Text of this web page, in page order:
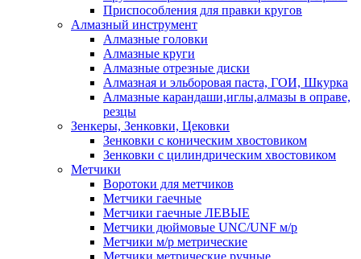
Приспособления для правки кругов
Алмазный инструмент
Алмазные головки
Алмазные круги
Алмазные отрезные диски
Алмазная и эльборовая паста, ГОИ, Шкурка
Алмазные карандаши,иглы,алмазы в оправе,
резцы
Зенкеры, Зенковки, Цековки
Зенковки с коническим хвостовиком
Зенковки с цилиндрическим хвостовиком
Метчики
Воротоки для метчиков
Метчики гаечные
Метчики гаечные ЛЕВЫЕ
Метчики дюймовые UNC/UNF м/р
Метчики м/р метрические
Метчики метрические ручные